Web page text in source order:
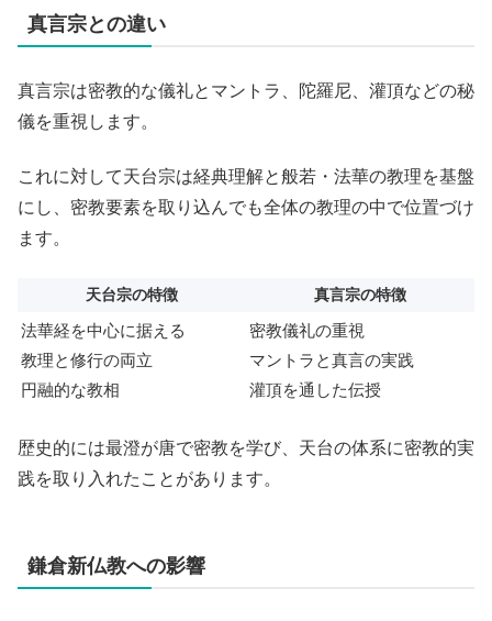
真言宗との違い
真言宗は密教的な儀礼とマントラ、陀羅尼、灌頂などの秘
儀を重視します。
これに対して天台宗は経典理解と般若・法華の教理を基盤
にし、密教要素を取り込んでも全体の教理の中で位置づけ
ます。
天台宗の特徴 真言宗の特徴
法華経を中心に据える
教理と修行の両立
円融的な教相
密教儀礼の重視
マントラと真言の実践
灌頂を通した伝授
歴史的には最澄が唐で密教を学び、天台の体系に密教的実
践を取り入れたことがあります。
鎌倉新仏教への影響